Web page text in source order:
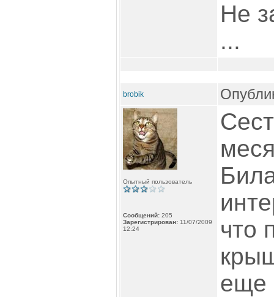
Не
...
brobik
Опытный пользователь
Сообщений: 205
Зарегистрирован: 11/07/2009
12:24
что
еще